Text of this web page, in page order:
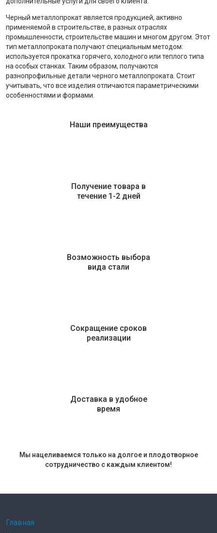
Черный металлопрокат является продукцией, активно
применяемой в строительстве, в разных отраслях
промышленности, строительстве машин и многом другом. Этот
тип металлопроката получают специальным методом:
используется прокатка горячего, холодного или теплого типа
на особых станках. Таким образом, получаются
разнопрофильные детали черного металлопроката. Стоит
учитывать, что все изделия отличаются параметрическими
особенностями и формами.
Наши преимущества
Получение товара в
течение 1-2 дней
Возможность выбора
вида стали
Сокращение сроков
реализации
Доставка в удобное
время
Мы нацеливаемся только на долгое и плодотворное
сотрудничество с каждым клиентом!
Главная